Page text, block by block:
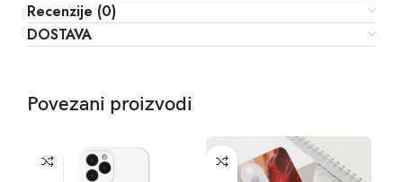
Recenzije (0)
DOSTAVA
Povezani proizvodi